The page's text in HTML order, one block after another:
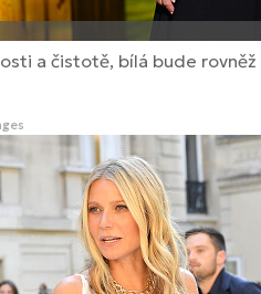
a čistotě, bílá bude